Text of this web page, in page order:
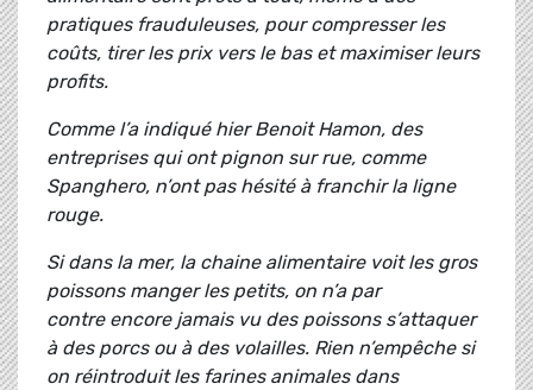
pratiques frauduleuses, pour compresser les
coûts, tirer les prix vers le bas et maximiser leurs
profits.
Comme l’a indiqué hier Benoit Hamon, des
entreprises qui ont pignon sur rue, comme
Spanghero, n’ont pas hésité à franchir la ligne
rouge.
Si dans la mer, la chaine alimentaire voit les gros
poissons manger les petits, on n’a par
contre encore jamais vu des poissons s’attaquer
à des porcs ou à des volailles. Rien n’empêche si
on réintroduit les farines animales dans